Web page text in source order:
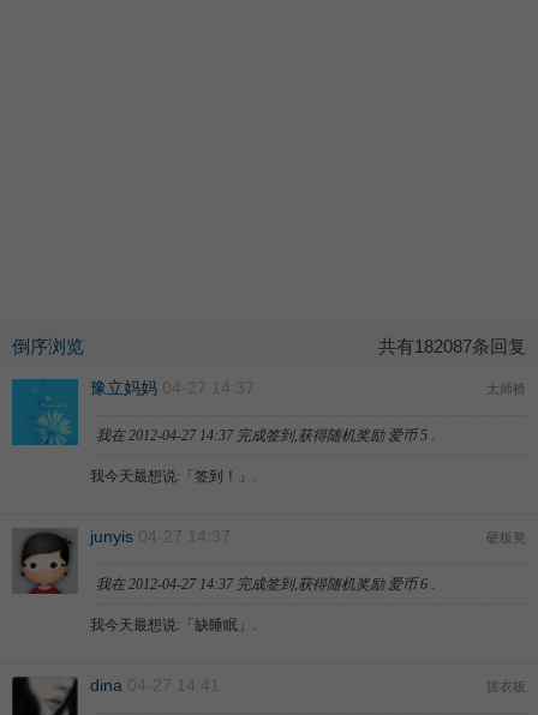
倒序浏览 共有182087条回复
豫立妈妈 04-27 14:37 太师椅
我在 2012-04-27 14:37 完成签到,获得随机奖励 爱币 5 .
我今天最想说:「 签到！ 」.
junyis 04-27 14:37 硬板凳
我在 2012-04-27 14:37 完成签到,获得随机奖励 爱币 6 .
我今天最想说:「 缺睡眠 」.
dina 04-27 14:41 搓衣板